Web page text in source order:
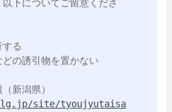
下についてご留意くださ
する
どの誘引物を置かない
site/tyoujyutaisa